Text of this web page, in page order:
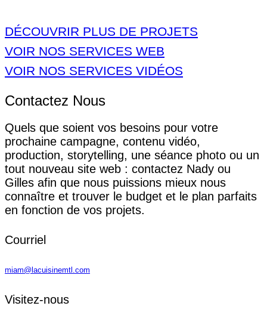
DÉCOUVRIR PLUS DE PROJETS
VOIR NOS SERVICES WEB
VOIR NOS SERVICES VIDÉOS
Contactez Nous
Quels que soient vos besoins pour votre
prochaine campagne, contenu vidéo,
production, storytelling, une séance photo ou un
tout nouveau site web : contactez Nady ou
Gilles afin que nous puissions mieux nous
connaître et trouver le budget et le plan parfaits
en fonction de vos projets.
Courriel
miam@lacuisinemtl.com
Visitez-nous